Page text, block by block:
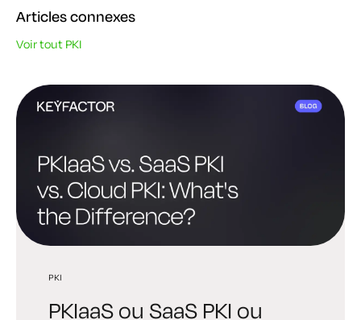
Articles connexes
Voir tout PKI
PKI
PKIaaS ou SaaS PKI ou
PKI
PKI meilleures PKI :
PQC
PKI post-quantique : guide